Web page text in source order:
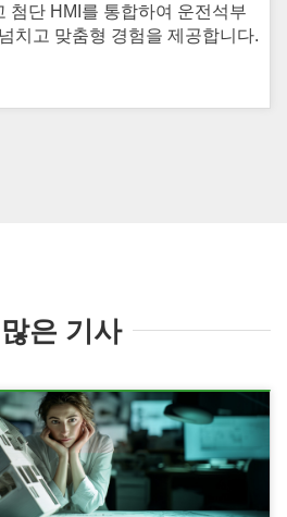
첨단 HMI를 통합하여 운전석부
치고 맞춤형 경험을 제공합니다.
은 기사